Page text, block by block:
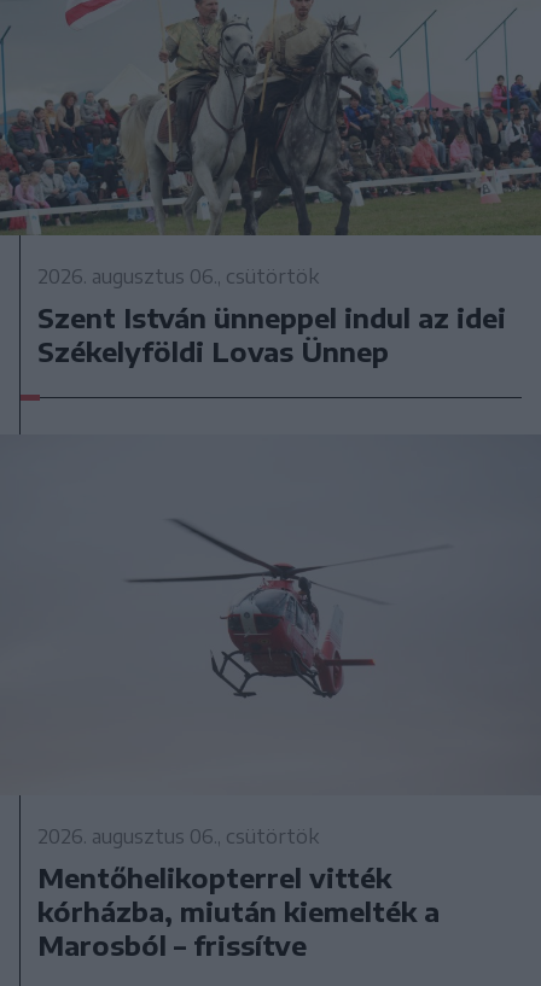
2026. augusztus 06., csütörtök
Szent István ünneppel indul az idei
Székelyföldi Lovas Ünnep
2026. augusztus 06., csütörtök
Mentőhelikopterrel vitték
kórházba, miután kiemelték a
Marosból – frissítve